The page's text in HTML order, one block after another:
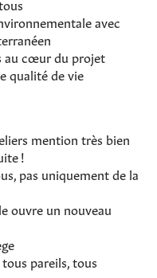
le site
avec
au cœur du projet
qualité de vie
mention très bien
!
pas uniquement de la
ouvre un nouveau
pareils, tous